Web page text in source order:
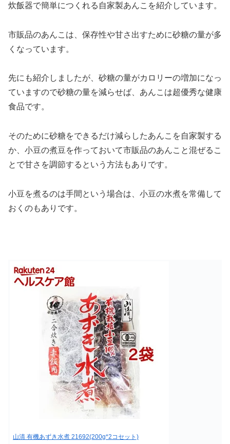
炊飯器で簡単につくれる自家製あんこを紹介しています。
市販品のあんこは、保存性や甘さ出すために砂糖の量が多
くなっています。
先にも紹介しましたが、砂糖の量がカロリーの増加になっ
ていますので砂糖の量を減らせば、あんこは超優秀な健康
食品です。
そのために砂糖をできるだけ減らしたあんこを自家製する
か、小豆の煮豆を作っておいて市販品のあんこと混ぜるこ
とで甘さを調節するという方法もありです。
小豆を煮るのは手間という場合は、小豆の水煮を常備して
おくのもありです。
山清 有機あずき水煮 21692(200g*2コセット)